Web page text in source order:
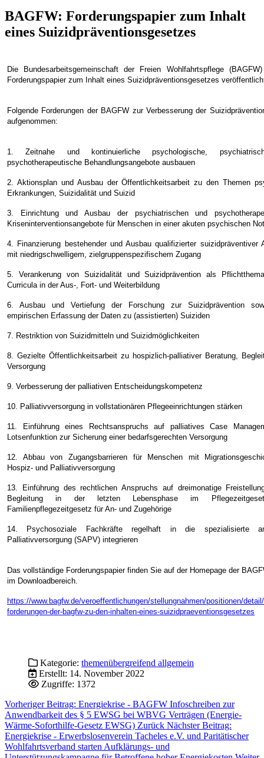
BAGFW: Forderungspapier zum Inhalt
eines Suizidpräventionsgesetzes
Die Bundesarbeitsgemeinschaft der Freien Wohlfahrtspflege
Forderungspapier zum Inhalt eines Suizidpräventionsgesetzes
Folgende Forderungen der BAGFW zur Verbesserung der
aufgenommen:
1. Zeitnahe und kontinuierliche psychologische,
psychotherapeutische Behandlungsangebote ausbauen
2. Aktionsplan und Ausbau der Öffentlichkeitsarbeit zu den Themen
Erkrankungen, Suizidalität und Suizid
3. Einrichtung und Ausbau der psychiatrischen und
Kriseninterventionsangebote für Menschen in einer akuten psychischen
4. Finanzierung bestehender und Ausbau qualifizierter suizidpräventiver
mit niedrigschwelligem, zielgruppenspezifischem Zugang
5. Verankerung von Suizidalität und Suizidprävention als
Curricula in der Aus-, Fort- und Weiterbildung
6. Ausbau und Vertiefung der Forschung zur Suizidprävention
empirischen Erfassung der Daten zu (assistierten) Suiziden
7. Restriktion von Suizidmitteln und Suizidmöglichkeiten
8. Gezielte Öffentlichkeitsarbeit zu hospizlich-palliativer Beratung,
Versorgung
9. Verbesserung der palliativen Entscheidungskompetenz
10. Palliativversorgung in vollstationären Pflegeeinrichtungen stärken
11. Einführung eines Rechtsanspruchs auf palliatives Case
Lotsenfunktion zur Sicherung einer bedarfsgerechten Versorgung
12. Abbau von Zugangsbarrieren für Menschen mit
Hospiz- und Palliativversorgung
13. Einführung des rechtlichen Anspruchs auf dreimonatige
Begleitung in der letzten Lebensphase im
Familienpflegezeitgesetz für An- und Zugehörige
14. Psychosoziale Fachkräfte regelhaft in die spezialisierte
Palliativversorgung (SAPV) integrieren
Das vollständige Forderungspapier finden Sie auf der Homepage der
im Downloadbereich.
https://www.bagfw.de/veroeffentlichungen/stellungnahmen/positionen/
forderungen-der-bagfw-zu-den-inhalten-eines-suizidpraeventionsgesetzes
Kategorie: themenübergreifend allgemein
Erstellt: 14. November 2022
Zugriffe: 1372
Vorheriger Beitrag: Energiekrise - BAGFW Infoschreiben zur
Anwendbarkeit des § 5 EWSG bei WBVG Verträgen (Energie-
Wärme-Soforthilfe-Gesetz EWSG) Zurück Nächster Beitrag:
Energiekrise - Erwerbslosenverein Tacheles e.V. und Paritätischer
Wohlfahrtsverband starten Aufklärungs- und